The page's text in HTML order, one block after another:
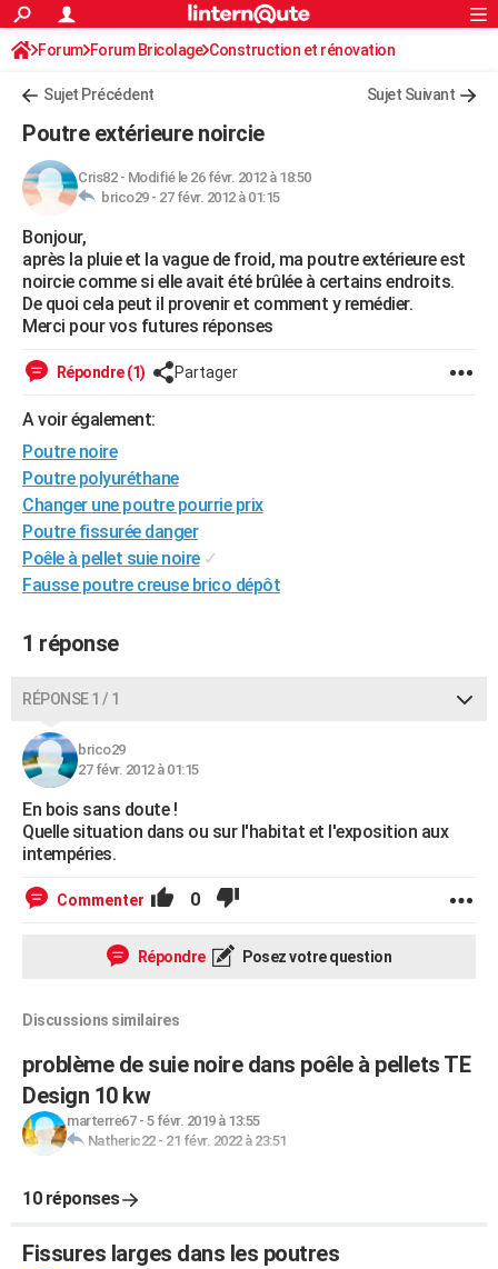
ACTUALITÉS
Politique
Société
Faits Divers
Education
Monde
Villes
+
FINANCE
Retraite
Impôts
Epargne
Immobilier
Risques naturels par ville
Banque
Assurance
Crédit
AUTO
Essais
Réserver un essai
Citadines
Berlines
SUV
Forum auto
+HIGH-TECH
Mobiles
Meilleur smartphone
Internet
Ordinateurs
Jeux vidéo
Guide high-tech
+BRICOLAGE
Forum
Aménagement intérieur
Extérieur
Cuisine
Salle de bains
Jardinage
Rangement
Guides de France
Escapades
Patrimoine
Expositions
Musées
Week-end nature
Art de vivre
Bien-être
Loisirs
Mode
Modes de vie
Alimentation
Guide de la santé
Maladies
Médicaments
Sommeil
VOYAGE
Destinations
City break
Voyage nature
Voyage de noces
PHOTO
GUIDES D'ACHAT
CARTE DE VOEUX
Carte de Noël
Carte Bonne année
Carte Saint-Valentin
Carte Pâques
Carte d'anniversaire
DICTIONNAIRE
Dictionnaire
Biographies
Citations
Expressions
Proverbes
PROGRAMME TV
S'inscrire
Se connecter
Lycées
Collèges
Primaires
Universités
Entreprises
Service militaire
Avis de recherche
AVIS DE DÉCÈS
FORUM
Rechercher
S'inscrire
Connexion
Forum Forum Bricolage Construction et rénovation
Charpente, toiture, combles
Sujet Précédent Sujet Suivant
Poutre extérieure noircie
Cris82- Modifié le 26 févr. 2012 à 18:50
brico29 - 27 févr. 2012 à 01:15
Bonjour,
après la pluie et la vague de froid, ma poutre extérieure est
noircie comme si elle avait été brûlée à certains endroits.
De quoi cela peut il provenir et comment y remédier.
Merci pour vos futures réponses
Répondre (1) Partager
A voir également:
Poutre noire
Poutre polyuréthane
Changer une poutre pourrie prix
Poutre fissurée danger
Poêle à pellet suie noire ✓
Fausse poutre creuse brico dépôt
1 réponse
RÉPONSE 1 / 1
brico29
27 févr. 2012 à 01:15
En bois sans doute !
Quelle situation dans ou sur l'habitat et l'exposition aux
intempéries.
Commenter 0
Répondre Posez votre question
Discussions similaires
problème de suie noire dans poêle à pellets TE
Design 10 kw
marterre67- 5 févr. 2019 à 13:55
Natheric22- 21 févr. 2022 à 23:51
10 réponses
Fissures larges dans les poutres